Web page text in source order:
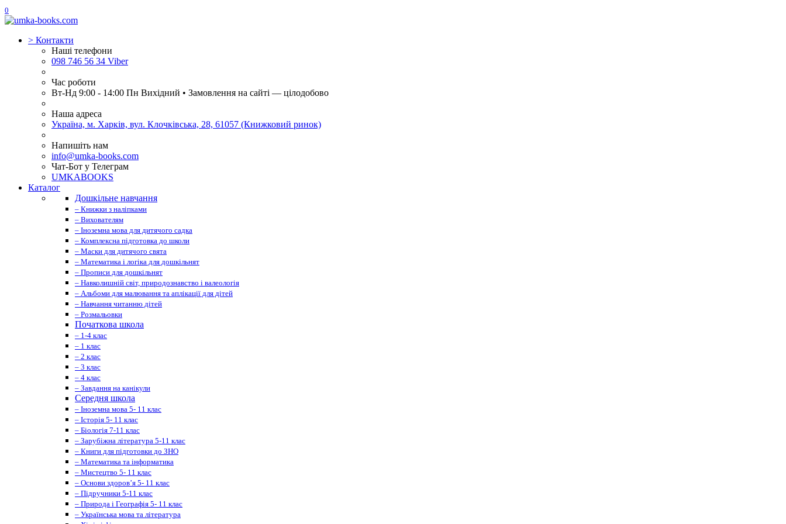
0
> Контакти
Наші телефони
098 746 56 34 Viber
Час роботи
Вт-Нд 9:00 - 14:00 Пн Вихідний • Замовлення на сайті — цілодобово
Наша адреса
Україна, м. Харків, вул. Клочківська, 28, 61057 (Книжковий ринок)
Напишіть нам
info@umka-books.com
Чат-Бот у Телеграм
UMKABOOKS
Каталог
Дошкільне навчання
– Книжки з наліпками
– Вихователям
– Іноземна мова для дитячого садка
– Комплексна підготовка до школи
– Маски для дитячого свята
– Математика і логіка для дошкільнят
– Прописи для дошкільнят
– Навколишній світ, природознавство і валеологія
– Альбоми для малювання та аплікації для дітей
– Навчання читанню дітей
– Розмальовки
Початкова школа
– 1-4 клас
– 1 клас
– 2 клас
– 3 клас
– 4 клас
– Завдання на канікули
Середня школа
– Іноземна мова 5- 11 клас
– Історія 5- 11 клас
– Біологія 7-11 клас
– Зарубіжна література 5-11 клас
– Книги для підготовки до ЗНО
– Математика та інформатика
– Мистецтво 5- 11 клас
– Основи здоров’я 5- 11 клас
– Підручники 5-11 клас
– Природа і Географія 5- 11 клас
– Українська мова та література